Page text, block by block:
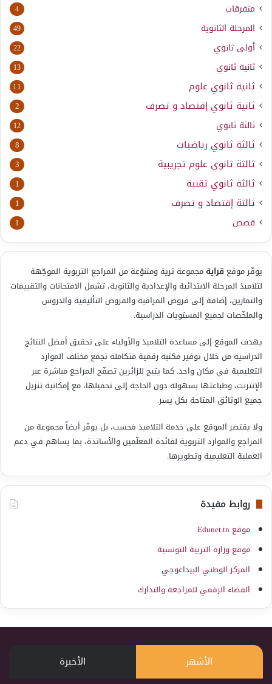
متفرقات 4
المرحلة الثانوية 49
أولى ثانوي 22
ثانية ثانوي 13
ثانية ثانوي علوم 11
ثانية ثانوي إقتصاد و تصرف 2
ثالثة ثانوي 12
ثالثة ثانوي رياضيات 8
ثالثة ثانوي علوم تجريبية 3
ثالثة ثانوي تقنية 1
ثالثة إقتصاد و تصرف 1
قصص 1
يوفّر موقع قرايةمجموعة ثرية ومتنوّعة من المراجع التربوية الموجّهة
لتلاميذ المرحلة الابتدائية والإعدادية والثانوية، تشمل الامتحانات والتقييمات
والتمارين، إضافة إلى فروض المراقبة والفروض التأليفية والدروس
والملخّصات لجميع المستويات الدراسية.
يهدف الموقع إلى مساعدة التلاميذ والأولياء على تحقيق أفضل النتائج
الدراسية من خلال توفير مكتبة رقمية متكاملة تجمع مختلف الموارد
التعليمية في مكان واحد. كما يتيح للزائرين تصفّح المراجع مباشرة عبر
الإنترنت، وطباعتها بسهولة دون الحاجة إلى تحميلها، مع إمكانية تنزيل
جميع الوثائق المتاحة بكل يسر.
ولا يقتصر الموقع على خدمة التلاميذ فحسب، بل يوفّر أيضاً مجموعة من
المراجع والموارد التربوية لفائدة المعلّمين والأساتذة، بما يساهم في دعم
العملية التعليمية وتطويرها.
روابط مفيدة
موقع Edunet.tn
موقع وزارة التربية التونسية
المركز الوطني البيداغوجي
الفضاء الرقمي للمراجعة والتدارك
الأشهر الأخيرة